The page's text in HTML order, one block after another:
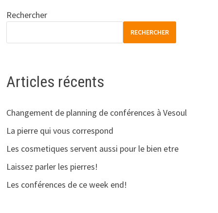
Rechercher
RECHERCHER
Articles récents
Changement de planning de conférences à Vesoul
La pierre qui vous correspond
Les cosmetiques servent aussi pour le bien etre
Laissez parler les pierres!
Les conférences de ce week end!